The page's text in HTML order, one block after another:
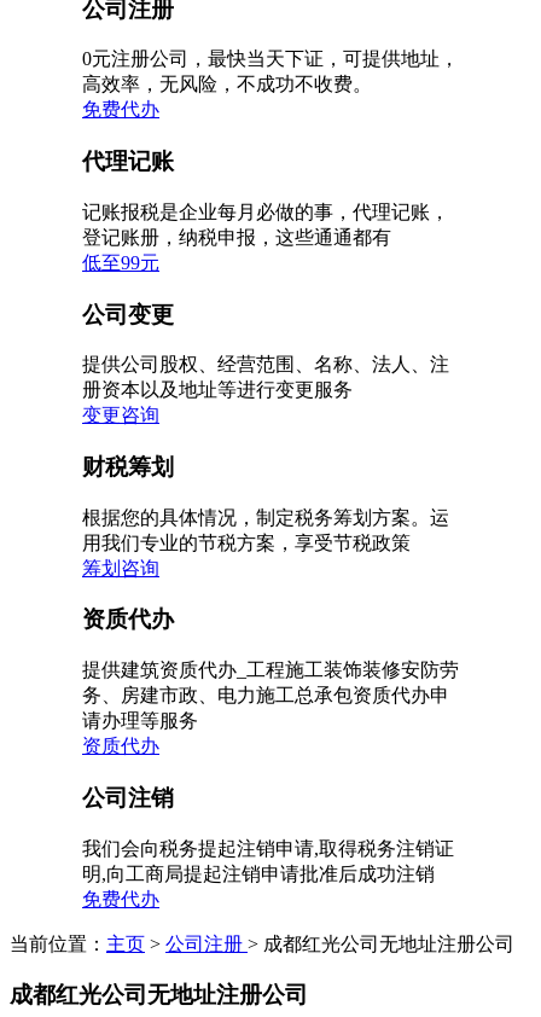
公司注册
0元注册公司，最快当天下证，可提供地址，
高效率，无风险，不成功不收费。
免费代办
代理记账
记账报税是企业每月必做的事，代理记账，
登记账册，纳税申报，这些通通都有
低至99元
公司变更
提供公司股权、经营范围、名称、法人、注
册资本以及地址等进行变更服务
变更咨询
财税筹划
根据您的具体情况，制定税务筹划方案。运
用我们专业的节税方案，享受节税政策
筹划咨询
资质代办
提供建筑资质代办_工程施工装饰装修安防劳
务、房建市政、电力施工总承包资质代办申
请办理等服务
资质代办
公司注销
我们会向税务提起注销申请,取得税务注销证
明,向工商局提起注销申请批准后成功注销
免费代办
当前位置： 主页 > 公司注册 > 成都红光公司无地址注册公司
成都红光公司无地址注册公司